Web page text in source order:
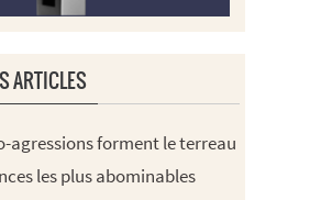
ARTICLES
agressions forment le terreau
les plus abominables